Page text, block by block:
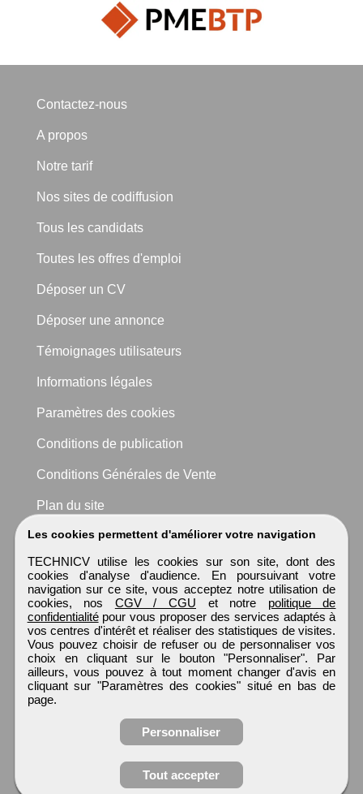
Candidature spontanée
Les cookies permettent d'améliorer votre navigation
TECHNICV utilise les cookies sur son site, dont des
cookies d'analyse d'audience. En poursuivant votre
navigation sur ce site, vous acceptez notre utilisation de
cookies, nos CGV / CGU et notre politique de
confidentialitépour vous proposer des services adaptés à
vos centres d'intérêt et réaliser des statistiques de visites.
Vous pouvez choisir de refuser ou de personnaliser vos
choix en cliquant sur le bouton "Personnaliser". Par
ailleurs, vous pouvez à tout moment changer d'avis en
cliquant sur "Paramètres des cookies" situé en bas de
page.
Personnaliser
Tout accepter
Contactez-nous
A propos
Notre tarif
Nos sites de codiffusion
Tous les candidats
Toutes les offres d'emploi
Déposer un CV
Déposer une annonce
Témoignages utilisateurs
Informations légales
Paramètres des cookies
Conditions de publication
Conditions Générales de Vente
Plan du site
TECHNICV